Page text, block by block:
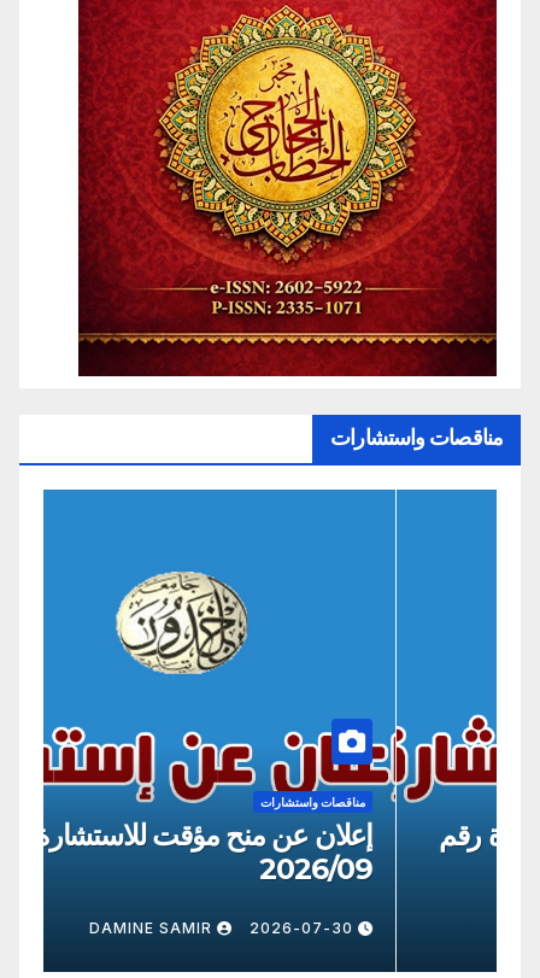
مناقصات واستشارات
مناقصات واستشارات
إعلان عن منح مؤقت للاستشارة رقم
2026-07-30
DAMINE SAMIR